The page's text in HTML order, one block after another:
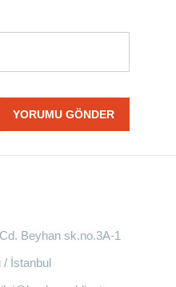
Beyhan sk.no.3A-1
/ İstanbul